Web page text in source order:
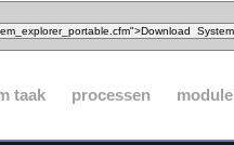
taak processen module